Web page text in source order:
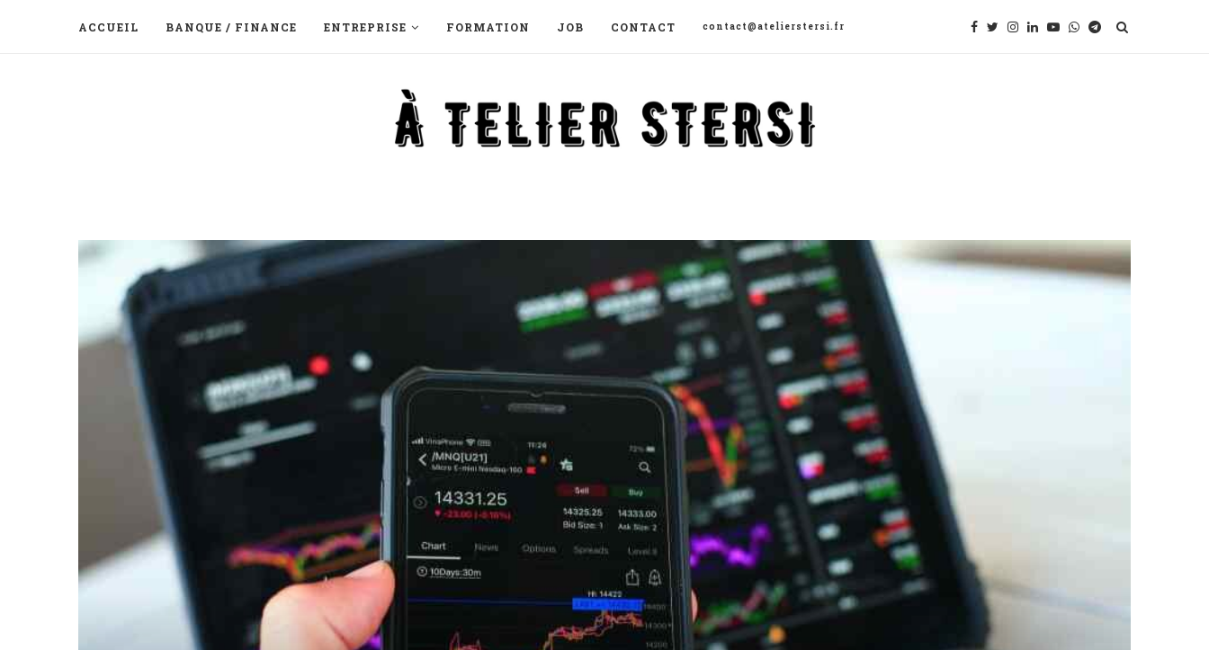
ACCUEIL BANQUE / FINANCE ENTREPRISE FORMATION JOB CONTACT contact@atelierstersi.fr